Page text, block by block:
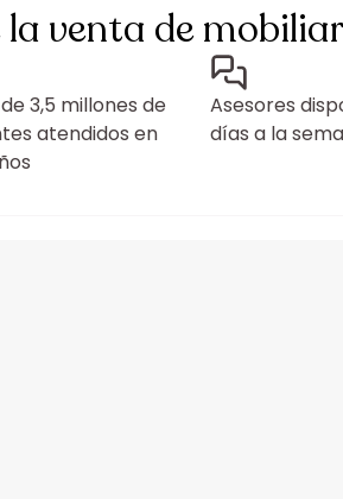
la venta de
3,5 millones de
atendidos en
Asesores
días a la